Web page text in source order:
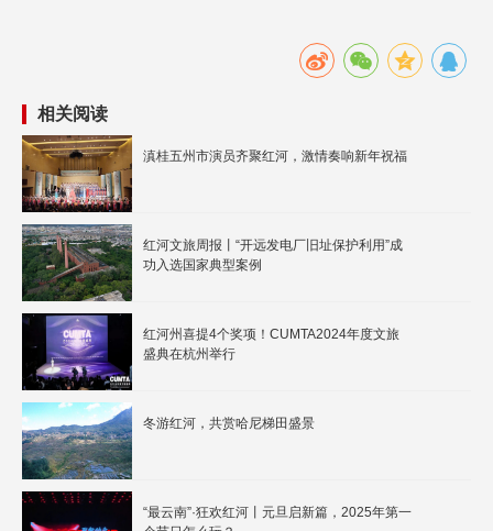
相关阅读
滇桂五州市演员齐聚红河，激情奏响新年祝福
红河文旅周报丨“开远发电厂旧址保护利用”成
功入选国家典型案例
红河州喜提4个奖项！CUMTA2024年度文旅
盛典在杭州举行
冬游红河，共赏哈尼梯田盛景
“最云南”·狂欢红河丨元旦启新篇，2025年第一